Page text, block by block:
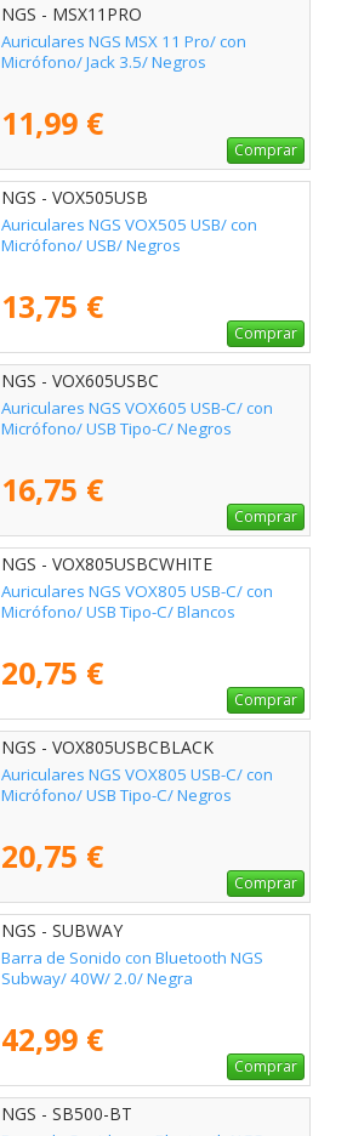
NGS - MSX11PRO
Auriculares NGS MSX 11 Pro/ con
Micrófono/ Jack 3.5/ Negros
11,99 €
Comprar
NGS - VOX505USB
Auriculares NGS VOX505 USB/ con
Micrófono/ USB/ Negros
13,75 €
Comprar
NGS - VOX605USBC
Auriculares NGS VOX605 USB-C/ con
Micrófono/ USB Tipo-C/ Negros
16,75 €
Comprar
NGS - VOX805USBCWHITE
Auriculares NGS VOX805 USB-C/ con
Micrófono/ USB Tipo-C/ Blancos
20,75 €
Comprar
NGS - VOX805USBCBLACK
Auriculares NGS VOX805 USB-C/ con
Micrófono/ USB Tipo-C/ Negros
20,75 €
Comprar
NGS - SUBWAY
Barra de Sonido con Bluetooth NGS
Subway/ 40W/ 2.0/ Negra
42,99 €
Comprar
NGS - SB500-BT